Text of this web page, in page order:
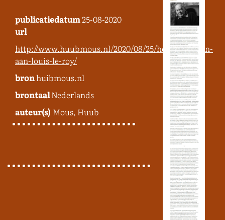
publicatiedatum25-08-2020
url
http://www.huubmous.nl/2020/08/25/herinneringen-
aan-louis-le-roy/
bronhuibmous.nl
brontaalNederlands
auteur(s) Mous, Huub